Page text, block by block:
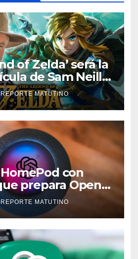
of Zelda’ será la
de Sam Neill…
villano
REPORTE MATUTINO
con
prepara OpenAI
es una locura
REPORTE MATUTINO